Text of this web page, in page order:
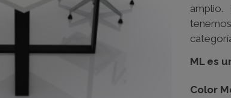
amplio.
ML es
Color